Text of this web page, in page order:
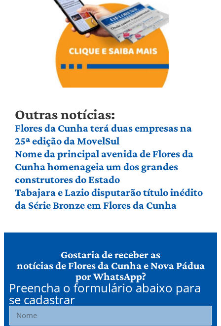
Outras notícias:
Flores da Cunha terá duas empresas na
25ª edição da MovelSul
Nome da principal avenida de Flores da
Cunha homenageia um dos grandes
construtores do Estado
Tabajara e Lazio disputarão título inédito
da Série Bronze em Flores da Cunha
Gostaria de receber as
notícias de Flores da Cunha e Nova Pádua
por WhatsApp?
Preencha o formulário abaixo para
se cadastrar